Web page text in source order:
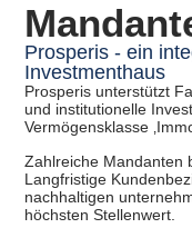
Prosperis - ein
Investmenthaus
Prosperis unterstützt
und institutionelle
Vermögensklasse
Zahlreiche Mandanten
Langfristige
nachhaltigen
höchsten Stellenwert.